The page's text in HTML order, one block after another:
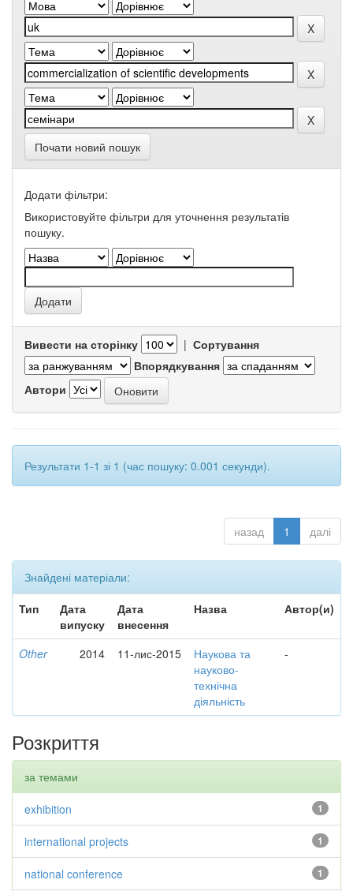
Почати новий пошук
Додати фільтри:
Використовуйте фільтри для уточнення результатів
пошуку.
Вивести на сторінку | Сортування
Впорядкування
Автори
Результати 1-1 зі 1 (час пошуку: 0.001 секунди).
назад 1 далі
Знайдені матеріали:
Тип
Дата
випуску
Дата
внесення
Назва Автор(и)
Other 2014 11-лис-2015
Наукова та
науково-
технічна
діяльність
-
Розкриття
за темами
1
exhibition
1
international projects
1
national conference